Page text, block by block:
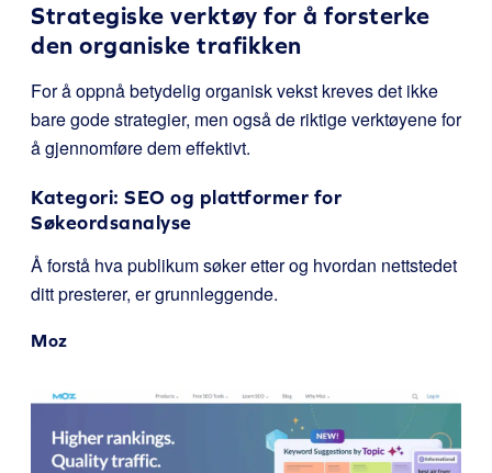
Strategiske verktøy for å forsterke
den organiske trafikken
For å oppnå betydelig organisk vekst kreves det ikke
bare gode strategier, men også de riktige verktøyene for
å gjennomføre dem effektivt.
Kategori: SEO og plattformer for
Søkeordsanalyse
Å forstå hva publikum søker etter og hvordan nettstedet
ditt presterer, er grunnleggende.
Moz